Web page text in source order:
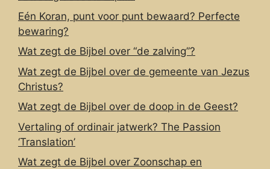
Eén Koran, punt voor punt bewaard? Perfecte
bewaring?
Wat zegt de Bijbel over “de zalving”?
Wat zegt de Bijbel over de gemeente van Jezus
Christus?
Wat zegt de Bijbel over de doop in de Geest?
Vertaling of ordinair jatwerk? The Passion
‘Translation’
Wat zegt de Bijbel over Zoonschap en